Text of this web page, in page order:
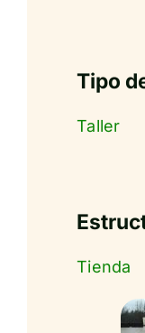
Tipo
Taller
Tienda